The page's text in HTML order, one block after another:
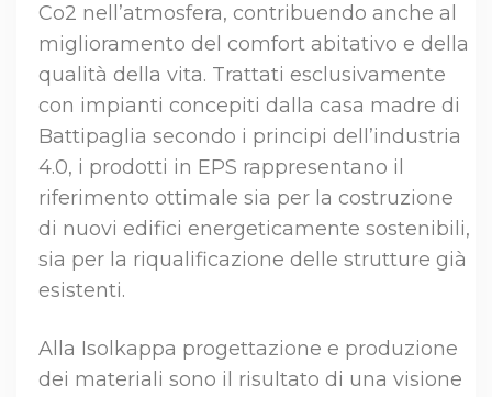
Co2 nell’atmosfera, contribuendo anche al
miglioramento del comfort abitativo e della
qualità della vita. Trattati esclusivamente
con impianti concepiti dalla casa madre di
Battipaglia secondo i principi dell’industria
4.0, i prodotti in EPS rappresentano il
riferimento ottimale sia per la costruzione
di nuovi edifici energeticamente sostenibili,
sia per la riqualificazione delle strutture già
esistenti.
Alla Isolkappa progettazione e produzione
dei materiali sono il risultato di una visione